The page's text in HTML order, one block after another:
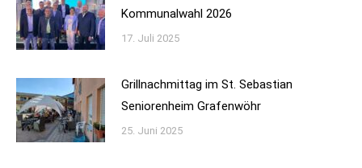
Kommunalwahl 2026
17. Juli 2025
Grillnachmittag im St. Sebastian
Seniorenheim Grafenwöhr
25. Juni 2025